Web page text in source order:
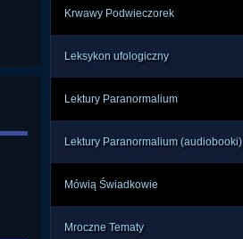
Krwawy Podwieczorek
Leksykon ufologiczny
Lektury Paranormalium
Lektury Paranormalium (audiobooki)
Mówią Świadkowie
Mroczne Tematy